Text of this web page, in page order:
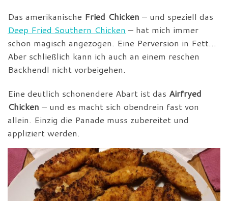
Das amerikanische Fried Chicken – und speziell das
Deep Fried Southern Chicken – hat mich immer
schon magisch angezogen. Eine Perversion in Fett…
Aber schließlich kann ich auch an einem reschen
Backhendl nicht vorbeigehen.
Eine deutlich schonendere Abart ist das Airfryed
Chicken – und es macht sich obendrein fast von
allein. Einzig die Panade muss zubereitet und
appliziert werden.